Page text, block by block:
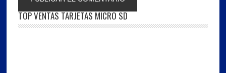
TOP VENTAS TARJETAS MICRO SD